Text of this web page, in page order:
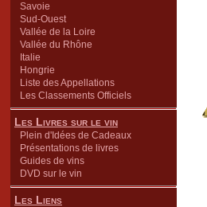
Savoie
Sud-Ouest
Vallée de la Loire
Vallée du Rhône
Italie
Hongrie
Liste des Appellations
Les Classements Officiels
Les Livres sur le vin
Plein d'Idées de Cadeaux
Présentations de livres
Guides de vins
DVD sur le vin
Les Liens